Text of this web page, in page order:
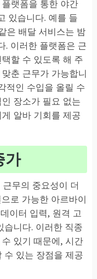
랫폼을 통한 야간
있습니다. 예를 들
은 배달 서비스는 밤
. 이러한 플랫폼은 근
할 수 있도록 해 주
춘 근무가 가능합니
적인 수입을 올릴 수
장소가 필요 없는
알바 기회를 제공
가
무의 중요성이 더
로 가능한 아르바이
이터 입력, 원격 고
습니다. 이러한 직종
있기 때문에, 시간
수 있는 장점을 제공